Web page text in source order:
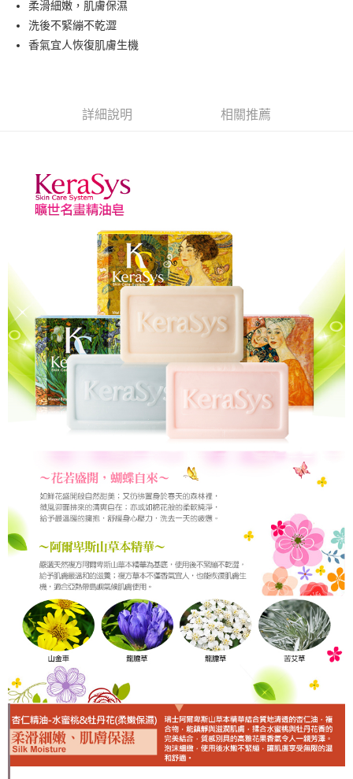
運送方式
付款後萊爾富取貨
每筆NT$80，滿NT$699(含以上)免運費
黑猫宅配
每筆NT$100，滿NT$699(含以上)免運費
柔滑細嫩，肌膚保濕
洗後不緊繃不乾澀
香氣宜人恢復肌膚生機
詳細說明 相關推薦